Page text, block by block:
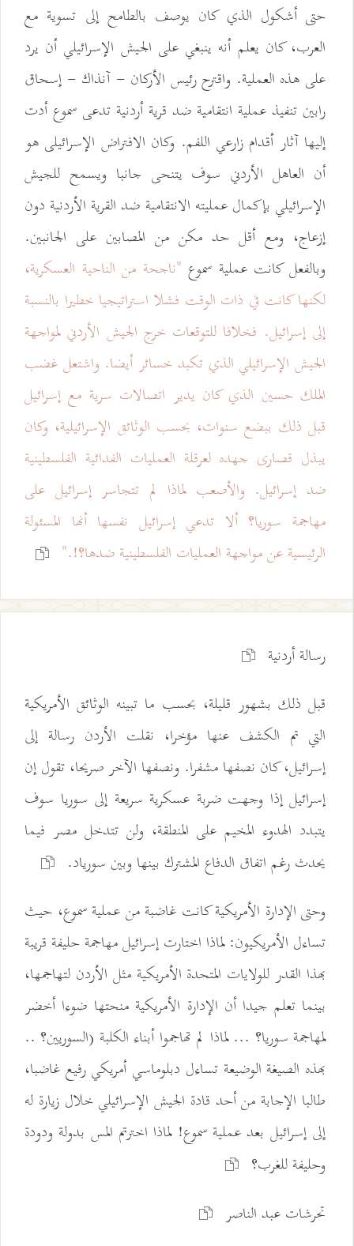
حتى أشكول الذي كان يوصف بالطامح إلى تسوية مع
العرب، كان يعلم أنه ينبغي على الجيش الإسرائيلي أن يرد
على هذه العملية. واقترح رئيس الأركان - آنذاك - إسحاق
رابين تنفيذ عملية انتقامية ضد قرية أردنية تدعى سموع أدت
إليها آثار أقدام زارعي اللفم. وكان الافتراض الإسرائيلى هو
أن العاهل الأردني سوف يتنحى جانبا ويسمح للجيش
الإسرائيلي بإكمال عمليته الانتقامية ضد القرية الأردنية دون
إزعاج، ومع أقل حد مكن من المصابين على الجانبين.
وبالفعل كانت عملية سموع "ناجحة من الناحية العسكرية،
لكنها كانت في ذات الوقت فشلا استراتيجيا خطيرا بالنسبة
إلى إسرائيل. فخلافا للتوقعات خرج الجيش الأردني لمواجهة
الجيش الإسرائيلي الذي تكبد خسائر أيضا. واشتعل غضب
الملك حسين الذي كان يدير اتصالات سرية مع إسرائيل
قبل ذلك ببضع سنوات، بحسب الوثائق الإسرائيلية، وكان
يبذل قصارى جهده لعرقلة العمليات الفدائية الفلسطينية
ضد إسرائيل. والأصعب لماذا لم تتجاسر إسرائيل على
مهاجمة سوريا؟ ألا تدعي إسرائيل نفسها أنها المسئولة
الرئيسية عن مواجهة العمليات الفلسطينية ضدها؟!."
رسالة أردنية
قبل ذلك بشهور قليلة، بحسب ما تبينه الوثائق الأمريكية
التي تم الكشف عنها مؤخرا، نقلت الأردن رسالة إلى
إسرائيل، كان نصفها مشفرا. ونصفها الآخر صريحا، تقول إن
إسرائيل إذا وجهت ضربة عسكرية سريعة إلى سوريا سوف
يتبدد الهدوء المخيم على المنطقة، ولن تتدخل مصر فيما
يحدث رغم اتفاق الدفاع المشترك بينها وبين سورياد.
وحتى الإدارة الأمريكية كانت غاضبة من عملية سموع، حيث
تساءل الأمريكيون: لماذا اختارت إسرائيل مهاجمة حليفة قريبة
بهذا القدر للولايات المتحدة الأمريكية مثل الأردن لتهاجمها،
بينما تعلم جيدا أن الإدارة الأمريكية منحتها ضوءا أخضر
لمهاجمة سوريا؟ ... لماذا لم تهاجموا أبناء الكلبة (السوريين؟ ..
بهذه الصيغة الوضيعة تساءل دبلوماسي أمريكي رفيع غاضبا،
طالبا الإجابة من أحد قادة الجيش الإسرائيلي خلال زيارة له
إلى إسرائيل بعد عملية سموع! لماذا اخترتم المس بدولة ودودة
وحليفة للغرب؟
تحرشات عبد الناصر